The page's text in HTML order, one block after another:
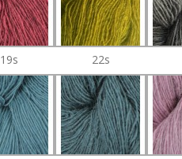
19s 22s